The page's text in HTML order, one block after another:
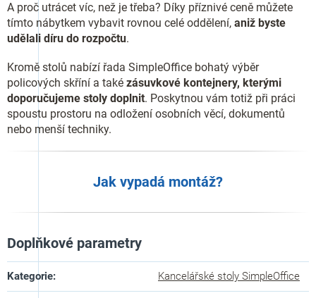
A proč utrácet víc, než je třeba? Díky příznivé ceně můžete
tímto nábytkem vybavit rovnou celé oddělení, aniž byste
udělali díru do rozpočtu.
Kromě stolů nabízí řada SimpleOffice bohatý výběr
policových skříní a také zásuvkové kontejnery, kterými
doporučujeme stoly doplnit. Poskytnou vám totiž při práci
spoustu prostoru na odložení osobních věcí, dokumentů
nebo menší techniky.
Jak vypadá montáž?
Doplňkové parametry
Kategorie: Kancelářské stoly SimpleOffice